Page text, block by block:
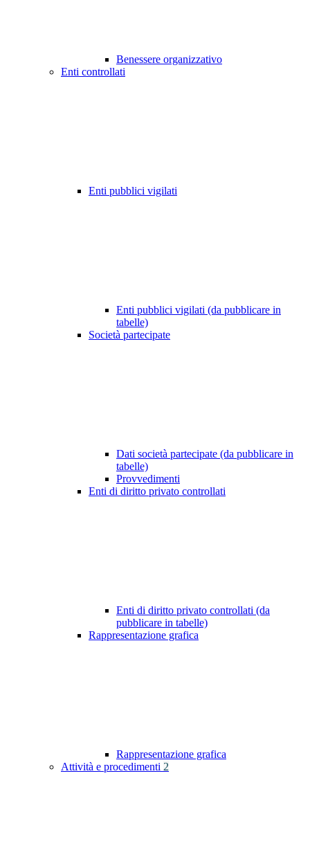
Benessere organizzativo
Enti controllati
Enti pubblici vigilati
Enti pubblici vigilati (da pubblicare in
tabelle)
Società partecipate
Dati società partecipate (da pubblicare in
tabelle)
Provvedimenti
Enti di diritto privato controllati
Enti di diritto privato controllati (da
pubblicare in tabelle)
Rappresentazione grafica
Rappresentazione grafica
Attività e procedimenti 2